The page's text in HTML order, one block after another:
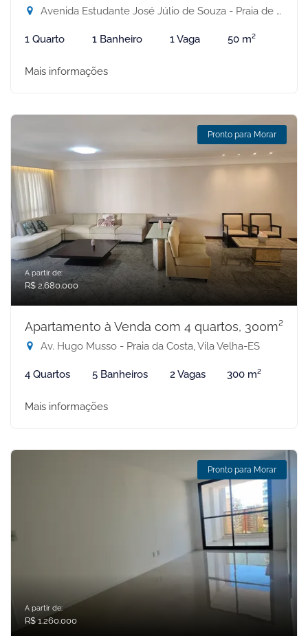
Avenida Estudante José Júlio de Souza - Praia de Itaparica, Vila Velha-ES
1 Quarto 1 Banheiro 1 Vaga 50 m²
Mais informações
Pronto para Morar
A partir de:
R$ 2.680.000
Apartamento à Venda com 4 quartos, 300m²
Av. Hugo Musso - Praia da Costa, Vila Velha-ES
4 Quartos 5 Banheiros 2 Vagas 300 m²
Mais informações
Pronto para Morar
A partir de:
R$ 1.260.000